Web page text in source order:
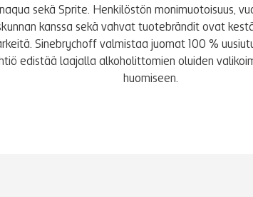
sekä Sprite. Henkilöstön monimuotoisuus,
kanssa sekä vahvat tuotebrändit ovat
Sinebrychoff valmistaa juomat 100 %
edistää laajalla alkoholittomien oluiden
huomiseen.